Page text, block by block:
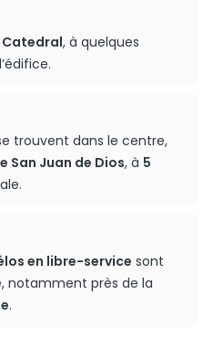
Catedral, à quelques
trouvent dans le centre,
San Juan de Dios, à 5
en libre-service sont
notamment près de la
.